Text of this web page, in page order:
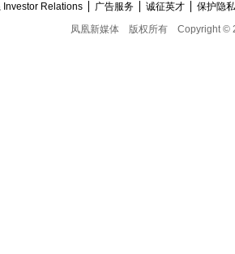
Investor Relations 广告服务 诚征英才
保护隐
凤凰新媒体
版权所有 Copyright ©